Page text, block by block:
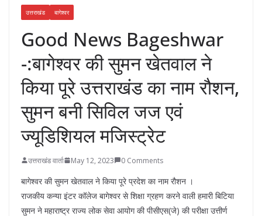
उत्तराखंड बागेश्वर
Good News Bageshwar
-:बागेश्वर की सुमन खेतवाल ने
किया पूरे उत्तराखंड का नाम रौशन,
सुमन बनी सिविल जज एवं
ज्यूडिशियल मजिस्ट्रेट
उत्तराखंड वार्ता May 12, 2023 0 Comments
बागेश्वर की सुमन खेतवाल ने किया पूरे प्रदेश का नाम रौशन ।
राजकीय कन्या इंटर कॉलेज बागेश्वर से शिक्षा ग्रहण करने वाली हमारी बिटिया
सुमन ने महाराष्ट्र राज्य लोक सेवा आयोग की पीसीएस(जे) की परीक्षा उत्तीर्ण